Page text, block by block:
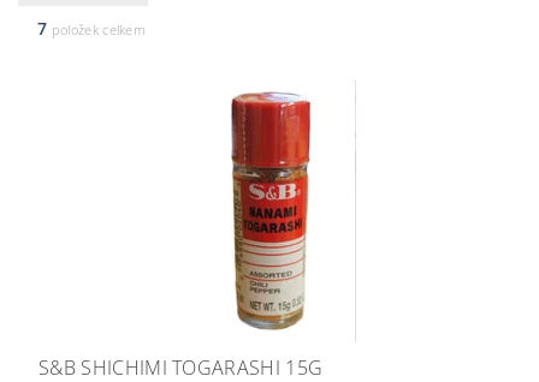
7 položek celkem
S&B SHICHIMI TOGARASHI 15G